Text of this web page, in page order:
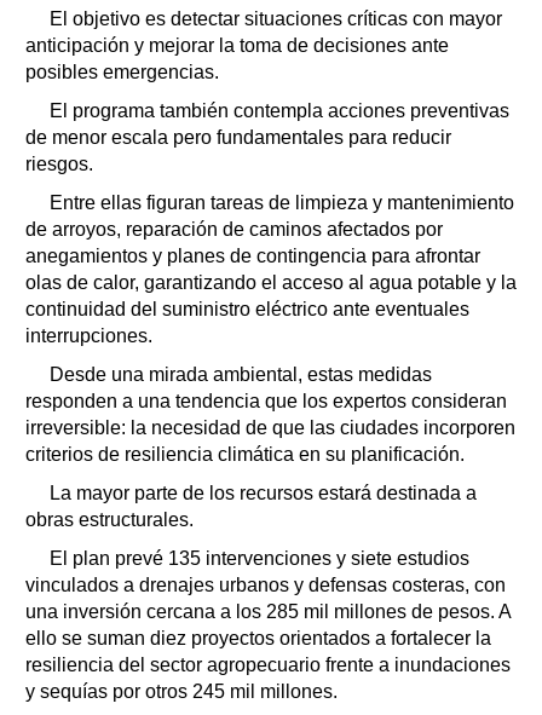
El objetivo es detectar situaciones críticas con mayor
anticipación y mejorar la toma de decisiones ante
posibles emergencias.
El programa también contempla acciones preventivas
de menor escala pero fundamentales para reducir
riesgos.
Entre ellas figuran tareas de limpieza y mantenimiento
de arroyos, reparación de caminos afectados por
anegamientos y planes de contingencia para afrontar
olas de calor, garantizando el acceso al agua potable y la
continuidad del suministro eléctrico ante eventuales
interrupciones.
Desde una mirada ambiental, estas medidas
responden a una tendencia que los expertos consideran
irreversible: la necesidad de que las ciudades incorporen
criterios de resiliencia climática en su planificación.
La mayor parte de los recursos estará destinada a
obras estructurales.
El plan prevé 135 intervenciones y siete estudios
vinculados a drenajes urbanos y defensas costeras, con
una inversión cercana a los 285 mil millones de pesos. A
ello se suman diez proyectos orientados a fortalecer la
resiliencia del sector agropecuario frente a inundaciones
y sequías por otros 245 mil millones.